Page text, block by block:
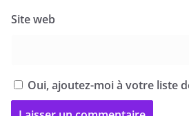
Site web
Oui, ajoutez-moi à votre liste